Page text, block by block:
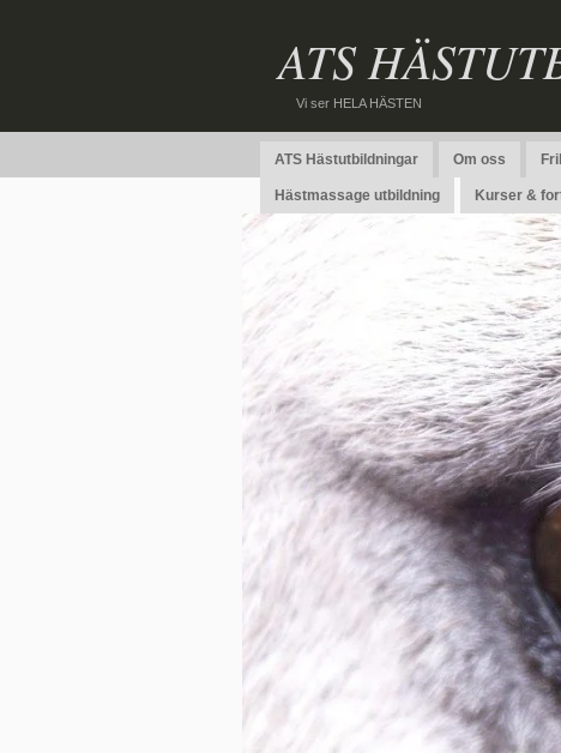
ATS
Vi ser HELA HÄSTEN
ATS Hästutbildningar Om oss
Hästmassage utbildning Kurser &